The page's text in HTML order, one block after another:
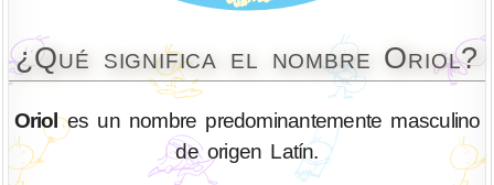
¿Qué significa el nombre Oriol?
Orioles un nombre predominantemente masculino
de origen Latín.